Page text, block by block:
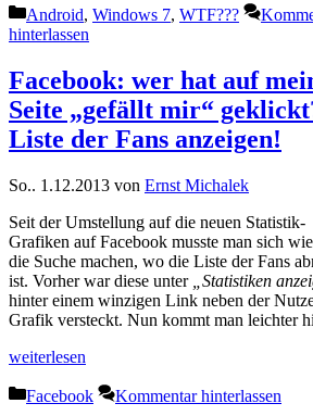
Kategorien
Android, Windows 7, WTF???
hinterlassen
Facebook: wer hat auf
Seite „gefällt mir“
Liste der Fans anzeigen!
So.. 1.12.2013 von Ernst Michalek
Seit der Umstellung auf die neuen Statistik-
Grafiken auf Facebook musste man sich
die Suche machen, wo die Liste der Fans
ist. Vorher war diese unter
„Statistiken
hinter einem winzigen Link neben der
Grafik versteckt. Nun kommt man leichter
weiterlesen
Kategorien
Facebook Kommentar hinterlassen